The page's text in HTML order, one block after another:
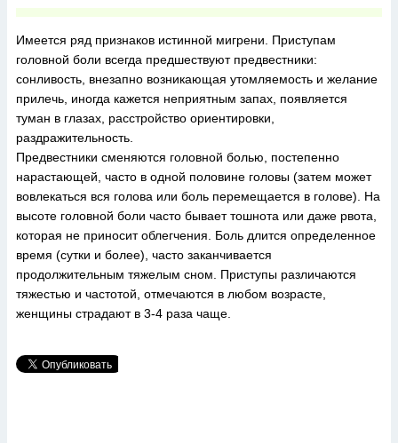
Имеется ряд признаков истинной мигрени. Приступам
головной боли всегда предшествуют предвестники:
сонливость, внезапно возникающая утомляемость и желание
прилечь, иногда кажется неприятным запах, появляется
туман в глазах, расстройство ориентировки,
раздражительность.
Предвестники сменяются головной болью, постепенно
нарастающей, часто в одной половине головы (затем может
вовлекаться вся голова или боль перемещается в голове). На
высоте головной боли часто бывает тошнота или даже рвота,
которая не приносит облегчения. Боль длится определенное
время (сутки и более), часто заканчивается
продолжительным тяжелым сном. Приступы различаются
тяжестью и частотой, отмечаются в любом возрасте,
женщины страдают в 3-4 раза чаще.